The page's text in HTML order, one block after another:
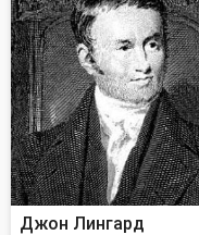
Джон Лингард